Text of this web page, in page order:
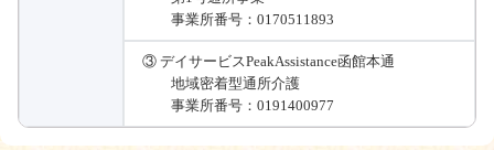
事業所番号：0170511893
③ デイサービスPeakAssistance函館本通
地域密着型通所介護
事業所番号：0191400977